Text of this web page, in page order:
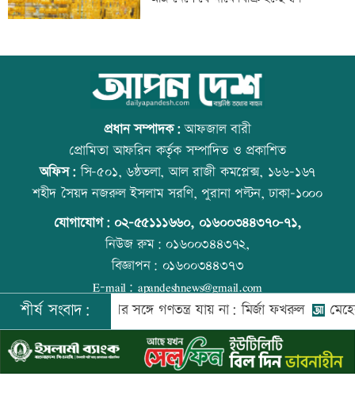
মানবিক মূল্যবোধসম্পন্ন বিচারকের অভাব:
আইনমন্ত্রী
রোববার চট্টগ্রামে যাচ্ছেন প্রধানমন্ত্রী
বিয়ে না করার কারণ জানালেন আমিশা
আওয়ামী লীগের সঙ্গে গণতন্ত্র যায় না: মির্জা
আজ বিশ্ব বন্ধু দিবস
প্রতিমন্ত্রীকে ঘিরে ভাইরাল ভিডিওতে ছবি
জুড়ে অপপ্রচার: এলিন
কোরআন-হাদিসে নামাজ না পড়ার শাস্তি
উত্থান-পতনের বাজারে আজ স্বর্ণের ভরি কত
প্রধান সম্পাদক:আফজাল বারী
প্রোমিতা আফরিন কর্তৃক সম্পাদিত ও প্রকাশিত
অফিস:সি-৫০১, ৬ষ্ঠতলা, আল রাজী কমপ্লেক্স, ১৬৬-১৬৭
শহীদ সৈয়দ নজরুল ইসলাম সরণি, পুরানা পল্টন, ঢাকা-১০০০
যোগাযোগ: ০২-৫৫১১১৬৬০, ০১৬০০৩৪৪৩৭০-৭১,
নিউজ রুম:০১৬০০৩৪৪৩৭২,
বিজ্ঞাপন: ০১৬০০৩৪৪৩৭৩
E-mail: apandeshnews@gmail.com
©২০২৬ |আপন দেশ ডটকমকর্তৃক সর্বসত্ব ® সংরক্ষিত | উন্নয়নে
ইমিথমেকারস.কম
শীর্ষ সংবাদ:
আওয়ামী লীগের সঙ্গে গণতন্ত্র যায় না: মির্জা ফখরুল মেহেরপুর